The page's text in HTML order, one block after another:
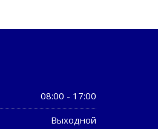
08:00 - 17:00
Выходной